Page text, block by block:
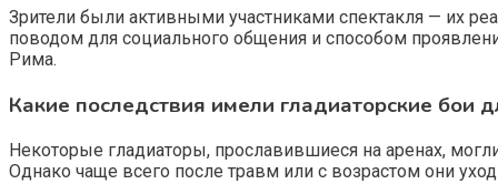
Зрители были активными участниками спектакля — их
поводом для социального общения и способом
Рима.
Какие последствия имели гладиаторские бои
Некоторые гладиаторы, прославившиеся на аренах,
Однако чаще всего после травм или с возрастом они